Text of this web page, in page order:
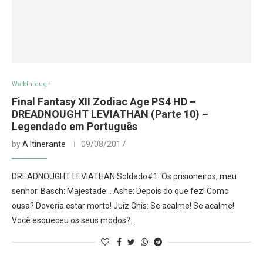
Walkthrough
Final Fantasy XII Zodiac Age PS4 HD –
DREADNOUGHT LEVIATHAN (Parte 10) –
Legendado em Português
byA Itinerante 09/08/2017
DREADNOUGHT LEVIATHAN Soldado#1: Os prisioneiros, meu
senhor. Basch: Majestade… Ashe: Depois do que fez! Como
ousa? Deveria estar morto! Juíz Ghis: Se acalme! Se acalme!
Você esqueceu os seus modos?…